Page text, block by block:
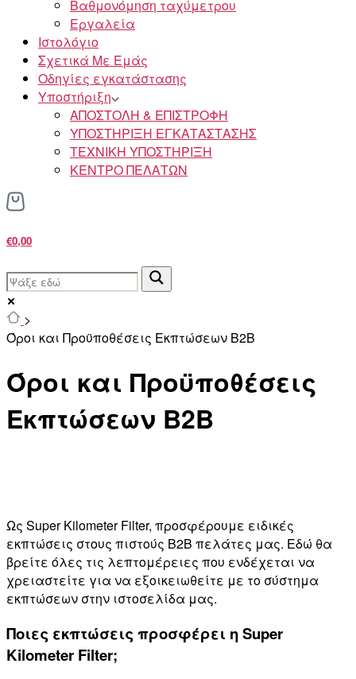
Βαθμονόμηση ταχύμετρου
Εργαλεία
Ιστολόγιο
Σχετικά Με Εμάς
Οδηγίες εγκατάστασης
Υποστήριξη
ΑΠΟΣΤΟΛΗ & ΕΠΙΣΤΡΟΦΗ
ΥΠΟΣΤΗΡΙΞΗ ΕΓΚΑΤΑΣΤΑΣΗΣ
ΤΕΧΝΙΚΗ ΥΠΟΣΤΗΡΙΞΗ
ΚΕΝΤΡΟ ΠΕΛΑΤΩΝ
€0,00
>
Όροι και Προϋποθέσεις Εκπτώσεων B2B
Όροι και Προϋποθέσεις
Εκπτώσεων B2B
Ως Super Kilometer Filter, προσφέρουμε ειδικές
εκπτώσεις στους πιστούς B2B πελάτες μας. Εδώ θα
βρείτε όλες τις λεπτομέρειες που ενδέχεται να
χρειαστείτε για να εξοικειωθείτε με το σύστημα
εκπτώσεων στην ιστοσελίδα μας.
Ποιες εκπτώσεις προσφέρει η Super
Kilometer Filter;